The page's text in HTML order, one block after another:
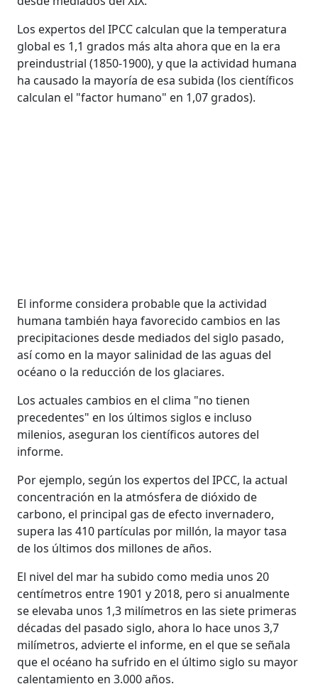
Los expertos del IPCC calculan que la temperatura
global es 1,1 grados más alta ahora que en la era
preindustrial (1850-1900), y que la actividad humana
ha causado la mayoría de esa subida (los científicos
calculan el "factor humano" en 1,07 grados).
El informe considera probable que la actividad
humana también haya favorecido cambios en las
precipitaciones desde mediados del siglo pasado,
así como en la mayor salinidad de las aguas del
océano o la reducción de los glaciares.
Los actuales cambios en el clima "no tienen
precedentes" en los últimos siglos e incluso
milenios, aseguran los científicos autores del
informe.
Por ejemplo, según los expertos del IPCC, la actual
concentración en la atmósfera de dióxido de
carbono, el principal gas de efecto invernadero,
supera las 410 partículas por millón, la mayor tasa
de los últimos dos millones de años.
El nivel del mar ha subido como media unos 20
centímetros entre 1901 y 2018, pero si anualmente
se elevaba unos 1,3 milímetros en las siete primeras
décadas del pasado siglo, ahora lo hace unos 3,7
milímetros, advierte el informe, en el que se señala
que el océano ha sufrido en el último siglo su mayor
calentamiento en 3.000 años.